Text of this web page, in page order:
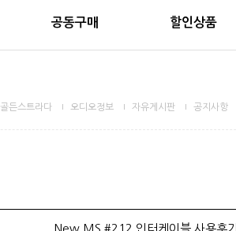
공동구매 할인상품
골든스트라다 오디오정보 자유게시판 공지사항
New MS #212 인터케이블 사용후기